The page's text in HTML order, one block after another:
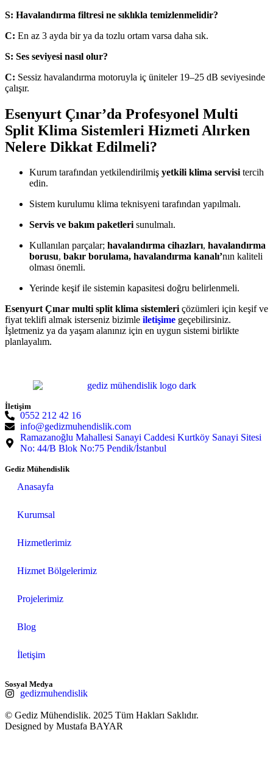
S: Havalandırma filtresi ne sıklıkla temizlenmelidir?
C: En az 3 ayda bir ya da tozlu ortam varsa daha sık.
S: Ses seviyesi nasıl olur?
C: Sessiz havalandırma motoruyla iç üniteler 19–25 dB seviyesinde
çalışır.
Esenyurt Çınar’da Profesyonel Multi
Split Klima Sistemleri Hizmeti Alırken
Nelere Dikkat Edilmeli?
Kurum tarafından yetkilendirilmiş yetkili klima servisitercih
edin.
Sistem kurulumu klima teknisyeni tarafından yapılmalı.
Servis ve bakım paketlerisunulmalı.
Kullanılan parçalar; havalandırma cihazları, havalandırma
borusu, bakır borulama, havalandırma kanalı’nın kaliteli
olması önemli.
Yerinde keşif ile sistemin kapasitesi doğru belirlenmeli.
Esenyurt Çınar multi split klima sistemleriçözümleri için keşif ve
fiyat teklifi almak isterseniz bizimle iletişime geçebilirsiniz.
İşletmeniz ya da yaşam alanınız için en uygun sistemi birlikte
planlayalım.
İletişim
0552 212 42 16
info@gedizmuhendislik.com
Ramazanoğlu Mahallesi Sanayi Caddesi Kurtköy Sanayi Sitesi
No: 44/B Blok No:75 Pendik/İstanbul
Gediz Mühendislik
Anasayfa
Kurumsal
Hizmetlerimiz
Hizmet Bölgelerimiz
Projelerimiz
Blog
İletişim
Sosyal Medya
gedizmuhendislik
© Gediz Mühendislik. 2025 Tüm Hakları Saklıdır.
Designed by Mustafa BAYAR